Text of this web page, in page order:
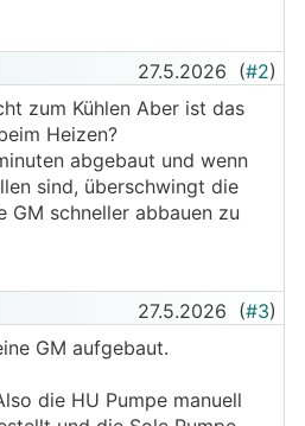
27.5.2026 (#2)
zum Kühlen Aber ist das
Heizen?
abgebaut und wenn
sind, überschwingt die
GM schneller abbauen zu
27.5.2026 (#3)
GM aufgebaut.
die HU Pumpe manuell